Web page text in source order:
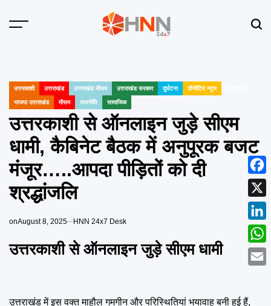
Menu
POSTED
IN
उत्तरकाशी उत्तराखंड उत्तराखंड मौसम उत्तराखंड सरकार दुर्घटना पॉजीटिव न्यूज
भाजपा उत्तराखंड मौसम राजनीति सामाजिक
उत्तरकाशी से ऑनलाइन जुड़े सीएम
धामी, कैबिनेट बैठक में अनुपूरक बजट
मंजूर…..आपदा पीड़ितों को दी
श्रद्धांजलि
onAugust 8, 2025 HNN 24x7 Desk
उत्तरकाशी से ऑनलाइन जुड़े सीएम धामी
उत्तराखंड में इस वक्त माहौल गमगीन और परिस्थितियां भयावाह बनी हुई हैं,
X